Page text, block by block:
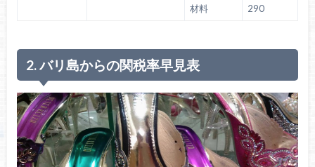
材料
290
2. バリ島からの関税率早見表